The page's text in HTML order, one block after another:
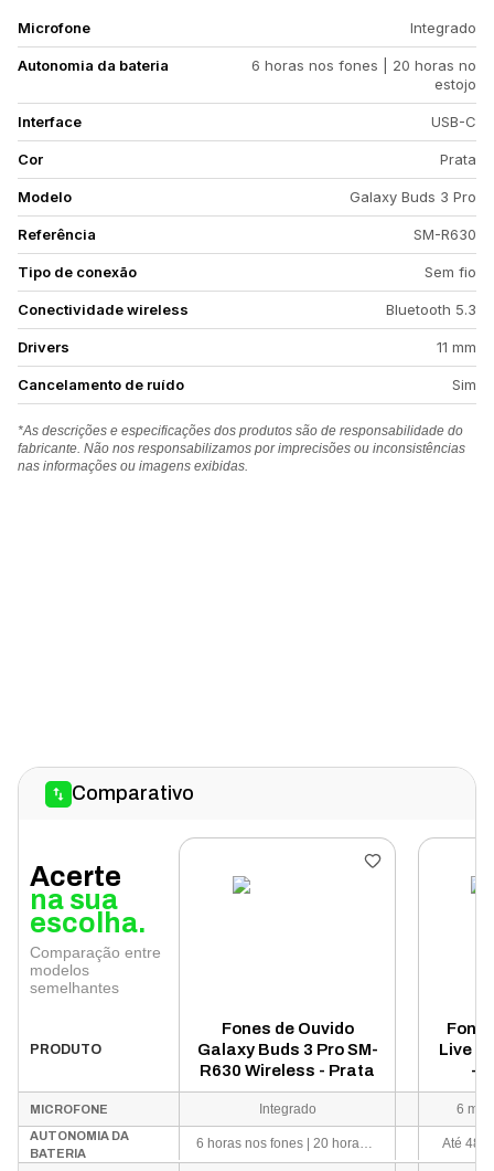
Microfone Integrado
Autonomia da bateria
6 horas nos fones | 20 horas no
estojo
Interface USB-C
Cor Prata
Modelo Galaxy Buds 3 Pro
Referência SM-R630
Tipo de conexão Sem fio
Conectividade wireless Bluetooth 5.3
Drivers 11 mm
Cancelamento de ruído Sim
*As descrições e especificações dos produtos são de responsabilidade do
fabricante. Não nos responsabilizamos por imprecisões ou inconsistências
nas informações ou imagens exibidas.
Comparativo
Acerte
na sua
escolha.
Comparação entre
modelos
semelhantes
PRODUTO
Fones de Ouvido
Galaxy Buds 3 Pro SM-
R630 Wireless - Prata
Fone
Live
-
MICROFONE Integrado 6
AUTONOMIA DA
BATERIA
6 horas nos fones | 20 horas no estojo Até 48